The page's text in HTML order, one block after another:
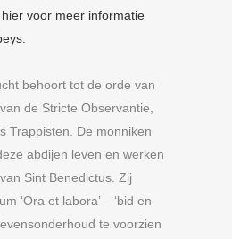
hier voor meer informatie
behoort tot de orde van
de Stricte Observantie,
Trappisten. De monniken
abdijen leven en werken
Sint Benedictus. Zij
‘Ora et labora’ – ‘bid en
te voorzien